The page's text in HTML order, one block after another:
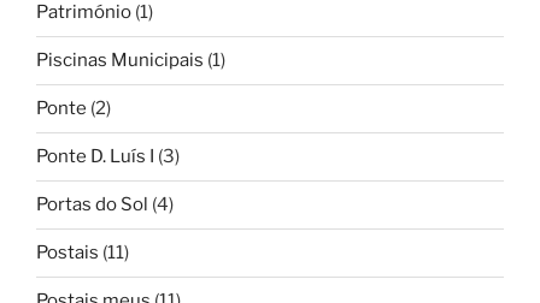
Património (1)
Piscinas Municipais (1)
Ponte (2)
Ponte D. Luís I (3)
Portas do Sol (4)
Postais (11)